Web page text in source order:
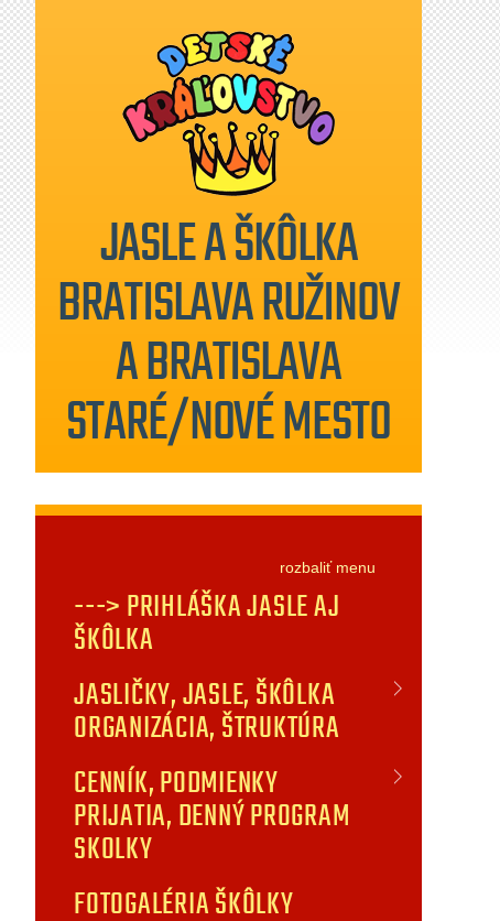
JASLE A ŠKÔLKA
BRATISLAVA RUŽINOV
A BRATISLAVA
STARÉ/NOVÉ MESTO
rozbaliťmenu
---> PRIHLÁŠKA JASLE AJ
ŠKÔLKA
JASLIČKY, JASLE, ŠKÔLKA
ORGANIZÁCIA, ŠTRUKTÚRA
CENNÍK, PODMIENKY
PRIJATIA, DENNÝ PROGRAM
SKOLKY
FOTOGALÉRIA ŠKÔLKY